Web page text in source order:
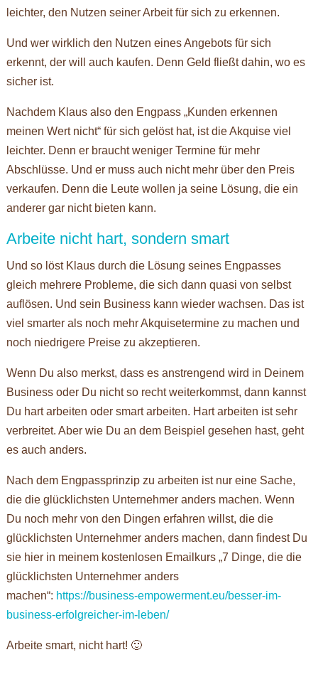
leichter, den Nutzen seiner Arbeit für sich zu erkennen.
Und wer wirklich den Nutzen eines Angebots für sich
erkennt, der will auch kaufen. Denn Geld fließt dahin, wo es
sicher ist.
Nachdem Klaus also den Engpass „Kunden erkennen
meinen Wert nicht“ für sich gelöst hat, ist die Akquise viel
leichter. Denn er braucht weniger Termine für mehr
Abschlüsse. Und er muss auch nicht mehr über den Preis
verkaufen. Denn die Leute wollen ja seine Lösung, die ein
anderer gar nicht bieten kann.
Arbeite nicht hart, sondern smart
Und so löst Klaus durch die Lösung seines Engpasses
gleich mehrere Probleme, die sich dann quasi von selbst
auflösen. Und sein Business kann wieder wachsen. Das ist
viel smarter als noch mehr Akquisetermine zu machen und
noch niedrigere Preise zu akzeptieren.
Wenn Du also merkst, dass es anstrengend wird in Deinem
Business oder Du nicht so recht weiterkommst, dann kannst
Du hart arbeiten oder smart arbeiten. Hart arbeiten ist sehr
verbreitet. Aber wie Du an dem Beispiel gesehen hast, geht
es auch anders.
Nach dem Engpassprinzip zu arbeiten ist nur eine Sache,
die die glücklichsten Unternehmer anders machen. Wenn
Du noch mehr von den Dingen erfahren willst, die die
glücklichsten Unternehmer anders machen, dann findest Du
sie hier in meinem kostenlosen Emailkurs „7 Dinge, die die
glücklichsten Unternehmer anders
machen“: https://business-empowerment.eu/besser-im-
business-erfolgreicher-im-leben/
Arbeite smart, nicht hart! 🙂